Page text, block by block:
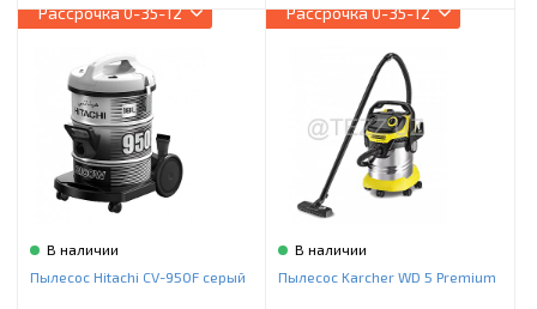
Рассрочка0-35-12
В наличии
Пылесос Hitachi CV-950F серый
Рассрочка0-35-12
В наличии
Пылесос Karcher WD 5 Premium